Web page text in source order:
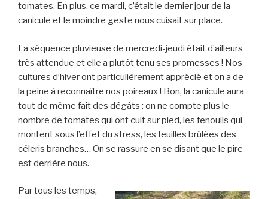
tomates. En plus, ce mardi, c’était le dernier jour de la
canicule et le moindre geste nous cuisait sur place.
La séquence pluvieuse de mercredi-jeudi était d’ailleurs
très attendue et elle a plutôt tenu ses promesses ! Nos
cultures d’hiver ont particulièrement apprécié et on a de
la peine à reconnaître nos poireaux ! Bon, la canicule aura
tout de même fait des dégâts : on ne compte plus le
nombre de tomates qui ont cuit sur pied, les fenouils qui
montent sous l’effet du stress, les feuilles brûlées des
céleris branches… On se rassure en se disant que le pire
est derrière nous.
Par tous les temps,